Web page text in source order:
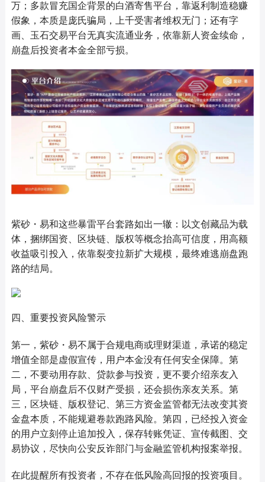
万；多款冒充国企背景的白酒寄售平台，靠返利制造稳赚
假象，本质是庞氏骗局，上千受害者维权无门；还有字
画、玉石交易平台无真实流通业务，依靠新人资金续命，
崩盘后投资者本金全部亏损。
紫砂・易和这些暴雷平台套路如出一辙：以文创藏品为载
体，捆绑国资、区块链、版权等概念抬高可信度，用高额
收益吸引投入，依靠裂变拉新扩大规模，最终难逃崩盘跑
路的结局。
四、重要投资风险警示
第一，紫砂・易不属于合规电商或理财渠道，承诺的稳定
增值全部是虚假宣传，用户本金没有任何安全保障。第
二，不要动用存款、贷款参与投资，更不要介绍亲友入
局，平台崩盘后不仅财产受损，还会损伤亲友关系。第
三，区块链、版权登记、第三方资金监管都无法改变其资
金盘本质，不能规避卷款跑路风险。第四，已经投入资金
的用户立刻停止追加投入，保存转账凭证、宣传截图、交
易协议，尽快向公安反诈部门与金融监管机构报案举报。
在此提醒所有投资者，不存在低风险高回报的投资项目。